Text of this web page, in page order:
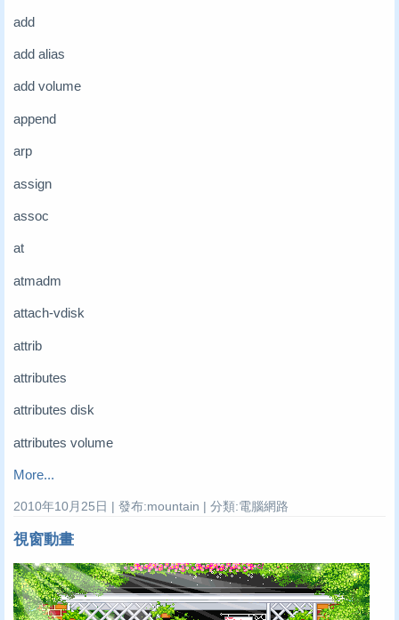
add
add alias
add volume
append
arp
assign
assoc
at
atmadm
attach-vdisk
attrib
attributes
attributes disk
attributes volume
More...
2010年10月25日 | 發布:mountain | 分類:電腦網路
視窗動畫